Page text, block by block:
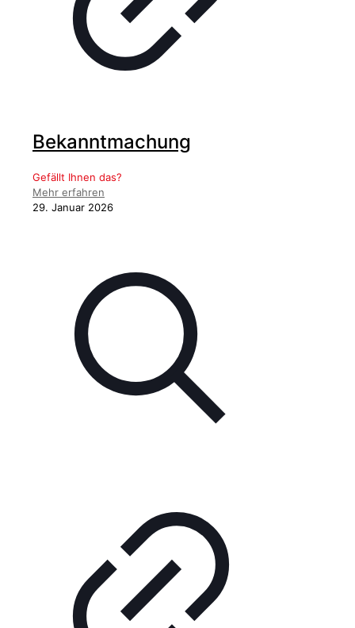
Bekanntmachung
Gefällt Ihnen das?
Mehr erfahren
29. Januar 2026